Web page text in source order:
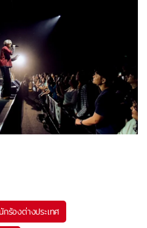
กร้องต่างประเทศ